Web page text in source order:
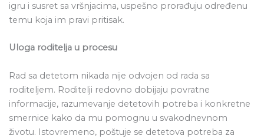
igru i susret sa vršnjacima, uspešno prorađuju određenu
temu koja im pravi pritisak.
Uloga roditelja u procesu
Rad sa detetom nikada nije odvojen od rada sa
roditeljem. Roditelji redovno dobijaju povratne
informacije, razumevanje detetovih potreba i konkretne
smernice kako da mu pomognu u svakodnevnom
životu. Istovremeno, poštuje se detetova potreba za